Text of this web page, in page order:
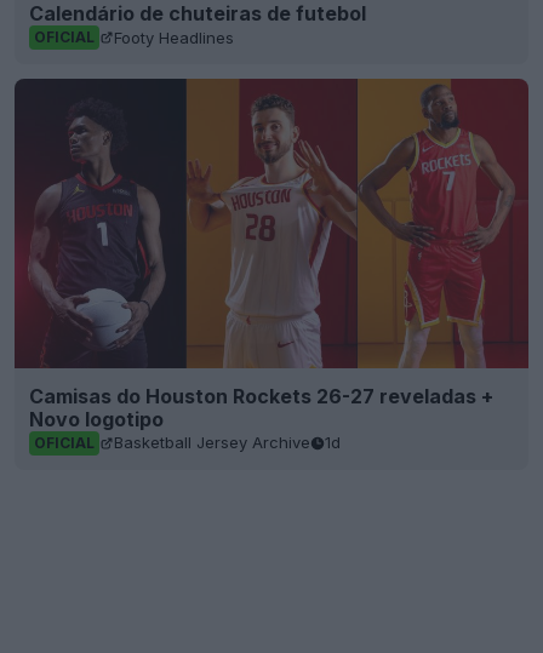
Calendário de chuteiras de futebol
OFICIAL Footy Headlines
Camisas do Houston Rockets 26-27 reveladas +
Novo logotipo
OFICIAL Basketball Jersey Archive 1d